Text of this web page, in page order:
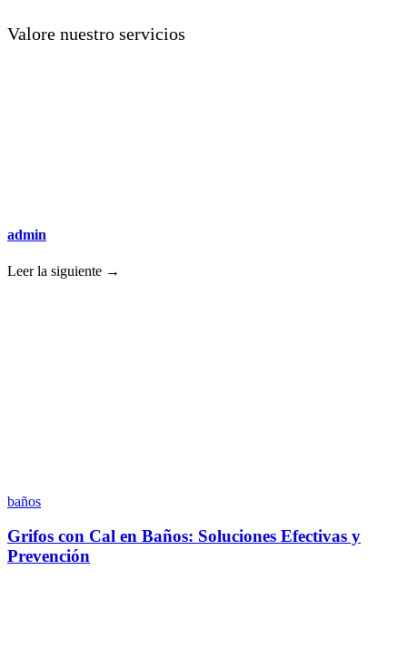
Valore nuestro servicios
admin
Leer la siguiente →
baños
Grifos con Cal en Baños: Soluciones Efectivas y
Prevención